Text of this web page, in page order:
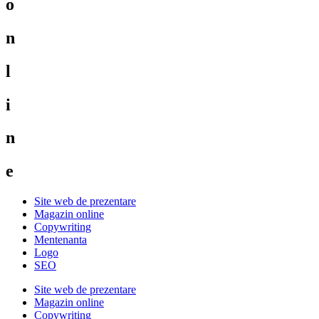
o
n
l
i
n
e
Site web de prezentare
Magazin online
Copywriting
Mentenanta
Logo
SEO
Site web de prezentare
Magazin online
Copywriting